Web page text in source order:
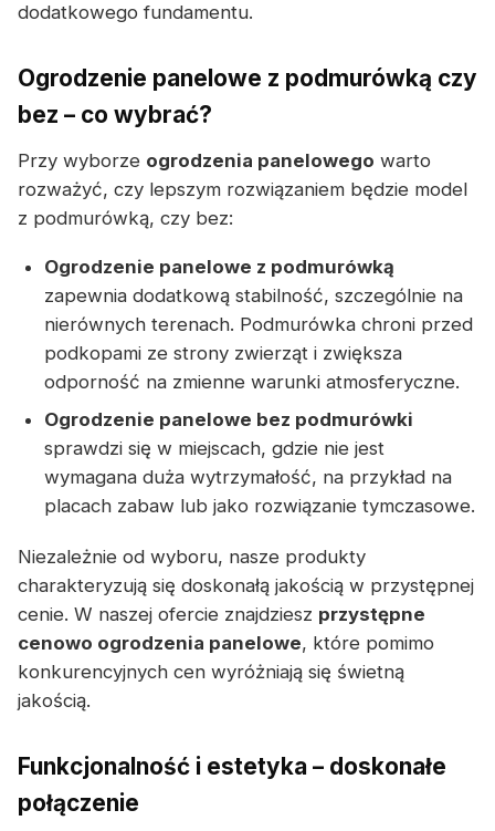
dodatkowego fundamentu.
Ogrodzenie panelowe z podmurówką czy
bez – co wybrać?
Przy wyborze ogrodzenia panelowego warto
rozważyć, czy lepszym rozwiązaniem będzie model
z podmurówką, czy bez:
Ogrodzenie panelowe z podmurówką
zapewnia dodatkową stabilność, szczególnie na
nierównych terenach. Podmurówka chroni przed
podkopami ze strony zwierząt i zwiększa
odporność na zmienne warunki atmosferyczne.
Ogrodzenie panelowe bez podmurówki
sprawdzi się w miejscach, gdzie nie jest
wymagana duża wytrzymałość, na przykład na
placach zabaw lub jako rozwiązanie tymczasowe.
Niezależnie od wyboru, nasze produkty
charakteryzują się doskonałą jakością w przystępnej
cenie. W naszej ofercie znajdziesz przystępne
cenowo ogrodzenia panelowe, które pomimo
konkurencyjnych cen wyróżniają się świetną
jakością.
Funkcjonalność i estetyka – doskonałe
połączenie